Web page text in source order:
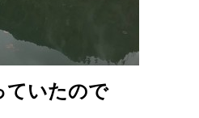
ていたので